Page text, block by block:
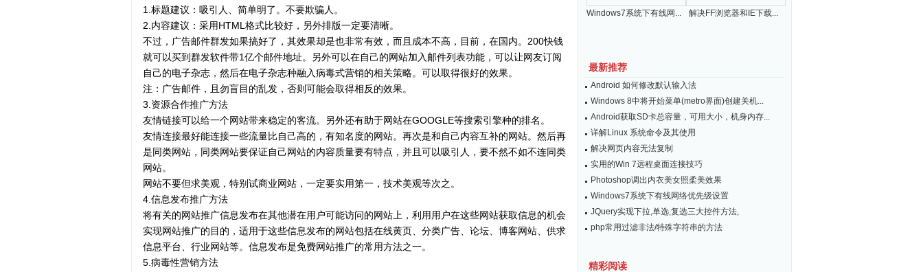
1.标题建议：吸引人、简单明了。不要欺骗人。
2.内容建议：采用HTML格式比较好，另外排版一定要清晰。
不过，广告邮件群发如果搞好了，其效果却是也非常有效，而且成本不高，目前，在国内。200快钱
就可以买到群发软件带1亿个邮件地址。另外可以在自己的网站加入邮件列表功能，可以让网友订阅
自己的电子杂志，然后在电子杂志种融入病毒式营销的相关策略。可以取得很好的效果。
注：广告邮件，且勿盲目的乱发，否则可能会取得相反的效果。
3.资源合作推广方法
友情链接可以给一个网站带来稳定的客流。另外还有助于网站在GOOGLE等搜索引擎种的排名。
友情连接最好能连接一些流量比自己高的，有知名度的网站。再次是和自己内容互补的网站。然后再
是同类网站，同类网站要保证自己网站的内容质量要有特点，并且可以吸引人，要不然不如不连同类
网站。
网站不要但求美观，特别试商业网站，一定要实用第一，技术美观等次之。
4.信息发布推广方法
将有关的网站推广信息发布在其他潜在用户可能访问的网站上，利用用户在这些网站获取信息的机会
实现网站推广的目的，适用于这些信息发布的网站包括在线黄页、分类广告、论坛、博客网站、供求
信息平台、行业网站等。信息发布是免费网站推广的常用方法之一。
5.病毒性营销方法
Windows7系统下有线网... 解决FF浏览器和IE下载...
最新推荐
Android 如何修改默认输入法
Windows 8中将开始菜单(metro界面)创建关机...
Android获取SD卡总容量，可用大小，机身内存...
详解Linux 系统命令及其使用
解决网页内容无法复制
实用的Win 7远程桌面连接技巧
Photoshop调出内衣美女照柔美效果
Windows7系统下有线网络优先级设置
JQuery实现下拉,单选,复选三大控件方法,
php常用过滤非法/特殊字符串的方法
精彩阅读